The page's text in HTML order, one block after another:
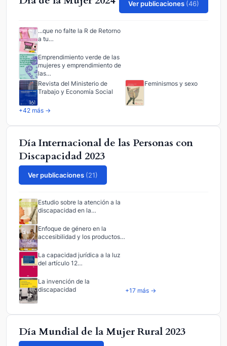
Ver publicaciones (46)
...que no falte la R de Retorno
a tu…
Emprendimiento verde de las
mujeres y emprendimiento de
las…
Revista del Ministerio de
Trabajo y Economía Social
Feminismos y sexo
+42 más →
Día Internacional de las Personas con
Discapacidad 2023
Ver publicaciones (21)
Estudio sobre la atención a la
discapacidad en la…
Enfoque de género en la
accesibilidad y los productos…
La capacidad jurídica a la luz
del artículo 12…
La invención de la
discapacidad
+17 más →
Día Mundial de la Mujer Rural 2023